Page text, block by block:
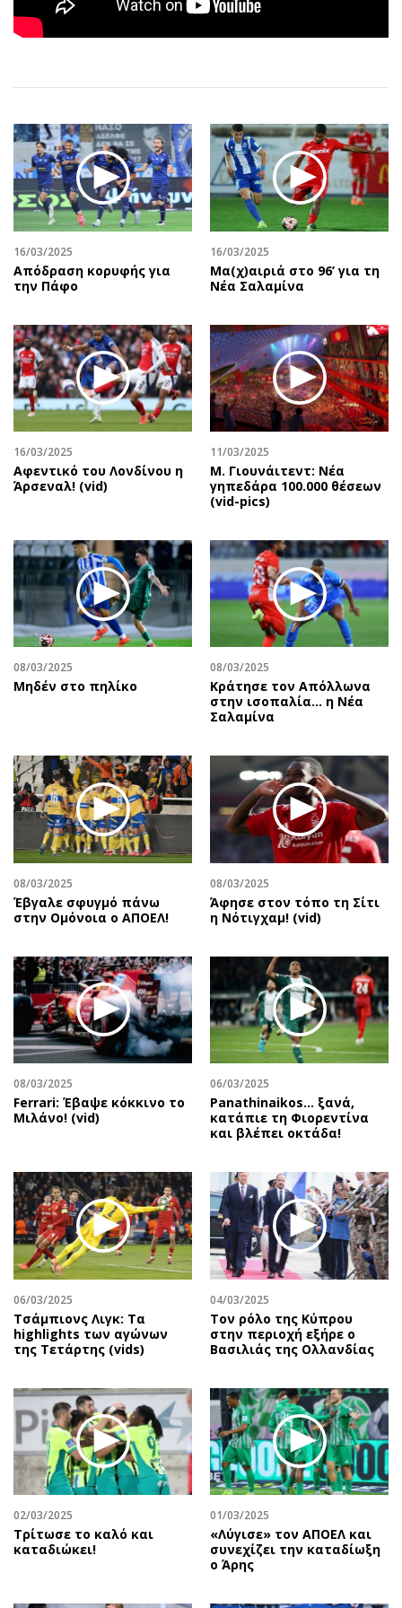
Αθλητισμός
Κύπρος
Κληρώσεις Allwyn
Οικονομική
Οικονομία
Real Estate
Επιχειρήσεις
Αγορές
Money Review
Trends
Ενέργεια
Ναυτιλία
Περιβάλλον
Ελλάδα
Κόσμος
Παράξενα
Σινεμά
Θέατρο-Χορός
Μουσική
Εικαστικά
Βιβλίο
Χειρόγραφα
Geek
Νέα
Αυτοκίνηση
Αφιερώματα
Πολιτική
Οικονομία
Γενικά
Αναδρομές
Πρόσωπα
Good Life
Γυναίκα
Showbiz
Ταξίδια
Συνταγές
Έξοδος
Media
Εκπομπές
Wine routes
Podcasts
Uncut
Προσφορές
Προσωπικότητες στην ''Κ''
Επιστολές
16/03/2025
Απόδραση κορυφής για
την Πάφο
16/03/2025
Μα(χ)αιριά στο 96’ για τη
Νέα Σαλαμίνα
16/03/2025
Αφεντικό του Λονδίνου η
Άρσεναλ! (vid)
11/03/2025
Μ. Γιουνάιτεντ: Νέα
γηπεδάρα 100.000 θέσεων
(vid-pics)
08/03/2025
Μηδέν στο πηλίκο
08/03/2025
Κράτησε τον Απόλλωνα
στην ισοπαλία… η Νέα
Σαλαμίνα
08/03/2025
Έβγαλε σφυγμό πάνω
στην Ομόνοια ο ΑΠΟΕΛ!
08/03/2025
Άφησε στον τόπο τη Σίτι
η Νότιγχαμ! (vid)
08/03/2025
Ferrari: Έβαψε κόκκινο το
Μιλάνο! (vid)
06/03/2025
Panathinaikos… ξανά,
κατάπιε τη Φιορεντίνα
και βλέπει οκτάδα!
06/03/2025
Τσάμπιονς Λιγκ: Τα
highlights των αγώνων
της Τετάρτης (vids)
04/03/2025
Τον ρόλο της Κύπρου
στην περιοχή εξήρε ο
Βασιλιάς της Ολλανδίας
02/03/2025
Τρίτωσε το καλό και
καταδιώκει!
01/03/2025
«Λύγισε» τον ΑΠΟΕΛ και
συνεχίζει την καταδίωξη
ο Άρης